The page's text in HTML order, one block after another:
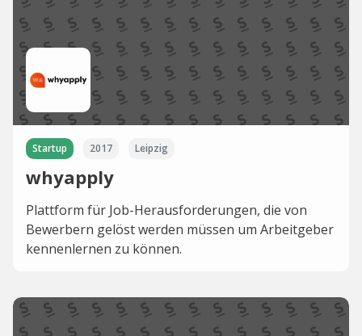
Startup 2017 Leipzig
whyapply
Plattform für Job-Herausforderungen, die von
Bewerbern gelöst werden müssen um Arbeitgeber
kennenlernen zu können.